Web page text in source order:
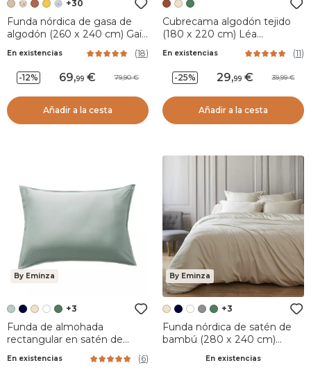
+30
Funda nórdica de gasa de
algodón (260 x 240 cm) Gaïa
En existencias (18)
-12% 69,99 79,90
Añadir a la cesta
Cubrecama algodón tejido
(180 x 220 cm) Léa
En existencias (11)
-25% 29,99 39,99
Añadir a la cesta
By Eminza
+3
Funda de almohada
rectangular en satén de
bambú (50 x 70 cm) Sienna
Verde eucalipto
En existencias (6)
By Eminza
+3
Funda nórdica de satén de
bambú (280 x 240 cm)
En existencias